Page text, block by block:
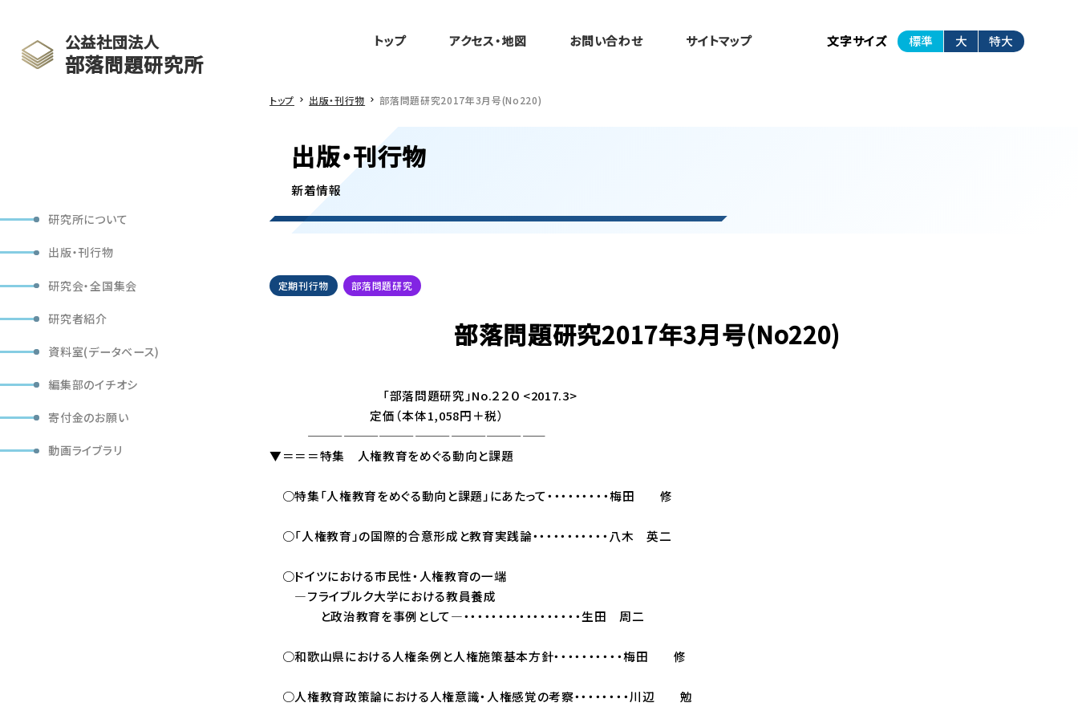
公益社団法人
部落問題研究所
研究所について
出版・刊行物
研究会・全国集会
研究者紹介
資料室(データベース)
編集部のイチオシ
寄付金のお願い
動画ライブラリ
トップ アクセス・地図 お問い合わせ サイトマップ 文字サイズ 標準 大 特大
トップ 出版・刊行物 部落問題研究2017年3月号(No220)
出版・刊行物
新着情報
定期刊行物 部落問題研究
部落問題研究2017年3月号(No220)
「部落問題研究」No.２２０ <2017.3>
定価（本体1,058円＋税）
————————————————————
▼＝＝＝特集 人権教育をめぐる動向と課題
○特集「人権教育をめぐる動向と課題」にあたって・・・・・・・・・梅田 修
○「人権教育」の国際的合意形成と教育実践論・・・・・・・・・・・八木 英二
○ドイツにおける市民性・人権教育の一端
―フライブルク大学における教員養成
と政治教育を事例として―・・・・・・・・・・・・・・・・・生田 周二
○和歌山県における人権条例と人権施策基本方針・・・・・・・・・・梅田 修
○人権教育政策論における人権意識・人権感覚の考察・・・・・・・・川辺 勉